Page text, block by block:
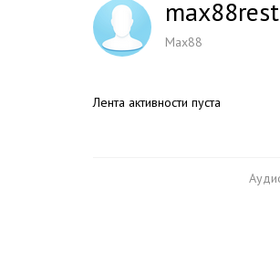
max88rest
Max88
Лента активности пуста